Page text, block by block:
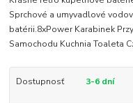
Sprchové a umyvadlové
batérii.8xPower Karabinek
Samochodu Kuchnia Toaleta
Dostupnosť 3-6 dní